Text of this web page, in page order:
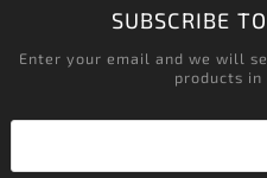
SUBSCRIBE
Enter your email and we will
products in